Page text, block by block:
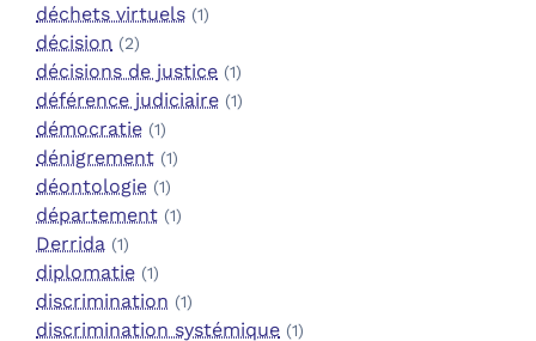
déchets virtuels (1)
décision (2)
décisions de justice (1)
déférence judiciaire (1)
démocratie (1)
dénigrement (1)
déontologie (1)
département (1)
Derrida (1)
diplomatie (1)
discrimination (1)
discrimination systémique (1)